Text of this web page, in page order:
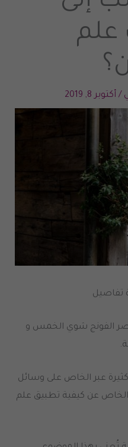
/ أكتوبر 8, 2019
تفاصيل
الفونج شوي الخمس و
عبر الخاص على وسائل
الخاص عن كيفية تطبيق علم